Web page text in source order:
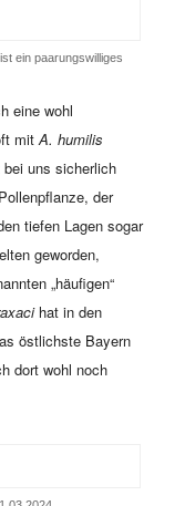
ein paarungswilliges
eine wohl
mitA. humilis
uns sicherlich
der
tiefen Lagen sogar
geworden,
„häufigen“
hat in den
östlichste Bayern
dort wohl noch